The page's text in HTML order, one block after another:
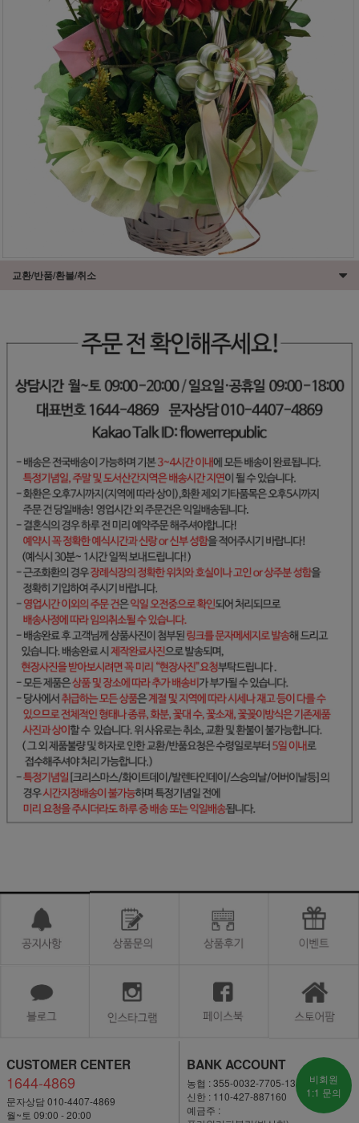
교환/반품/환불/취소
CUSTOMER CENTER
1644-4869
문자상담 010-4407-4869
월~토 09:00 - 20:00
BANK ACCOUNT
농협 : 355-0032-7705-13
신한 : 110-427-887160
예금주 :
비회원
1:1 문의